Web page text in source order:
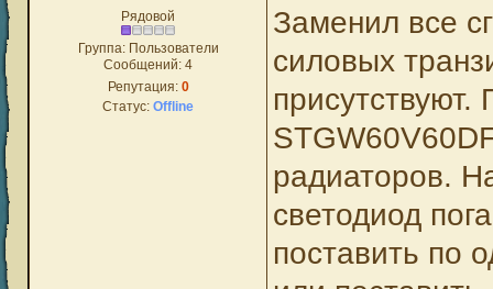
Рядовой
Группа: Пользователи
Сообщений: 4
Репутация: 0
Статус: Offline
Заменил все
силовых
радиаторов.
светодиод
поставить по